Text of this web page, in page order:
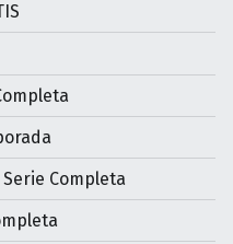
Completa